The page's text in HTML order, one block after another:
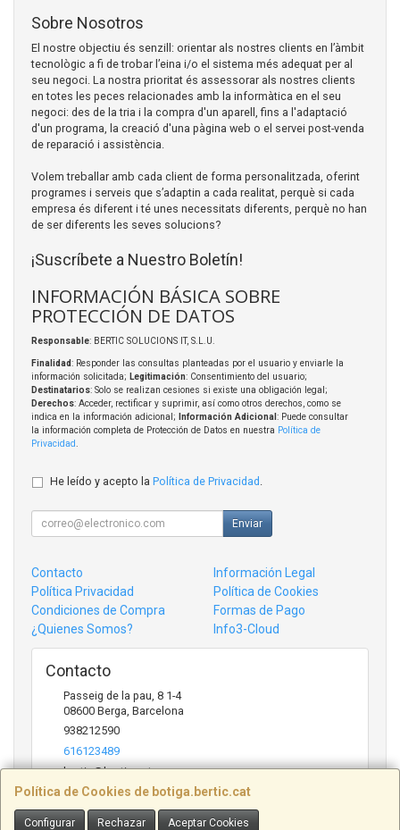
Política de Cookies de botiga.bertic.cat
Configurar Rechazar Aceptar Cookies
Sobre Nosotros
El nostre objectiu és senzill: orientar als nostres clients en l’àmbit
tecnològic a fi de trobar l’eina i/o el sistema més adequat per al
seu negoci. La nostra prioritat és assessorar als nostres clients
en totes les peces relacionades amb la informàtica en el seu
negoci: des de la tria i la compra d'un aparell, fins a l'adaptació
d'un programa, la creació d'una pàgina web o el servei post-venda
de reparació i assistència.
Volem treballar amb cada client de forma personalitzada, oferint
programes i serveis que s’adaptin a cada realitat, perquè si cada
empresa és diferent i té unes necessitats diferents, perquè no han
de ser diferents les seves solucions?
¡Suscríbete a Nuestro Boletín!
INFORMACIÓN BÁSICA SOBRE
PROTECCIÓN DE DATOS
Responsable: BERTIC SOLUCIONS IT, S.L.U.
Finalidad: Responder las consultas planteadas por el usuario y enviarle la
información solicitada; Legitimación: Consentimiento del usuario;
Destinatarios: Solo se realizan cesiones si existe una obligación legal;
Derechos: Acceder, rectificar y suprimir, así como otros derechos, como se
indica en la información adicional;
Información Adicional : Puede consultar
la información completa de Protección de Datos en nuestra Política de
Privacidad
He leído y acepto la Política de Privacidad .
Enviar
Contacto
Información Legal
Política Privacidad
Política de Cookies
Condiciones de Compra
Formas de Pago
¿Quienes Somos?
Info3-Cloud
Contacto
Passeig de la pau, 8 1-4
08600 Berga, Barcelona
938212590
616123489
bertic@bertic.cat